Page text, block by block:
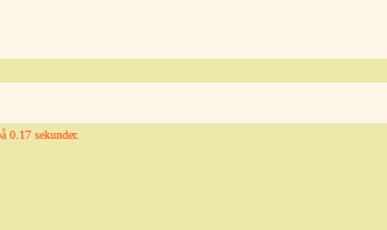
0.17 sekunder.